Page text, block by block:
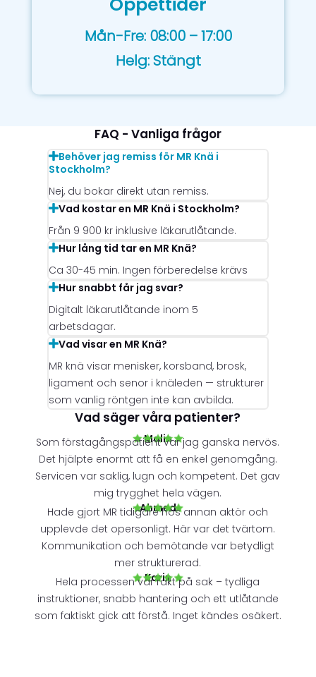
Mån-Fre: 08:00 – 17:00
Helg: Stängt
FAQ - Vanliga frågor
Behöver jag remiss för MR Knä i
Stockholm?
Nej, du bokar direkt utan remiss.
Vad kostar en MR Knä i Stockholm?
Från 9 900 kr inklusive läkarutlåtande.
Hur lång tid tar en MR Knä?
Ca 30-45 min. Ingen förberedelse krävs
Hur snabbt får jag svar?
Digitalt läkarutlåtande inom 5
arbetsdagar.
Vad visar en MR Knä?
MR knä visar menisker, korsband, brosk,
ligament och senor i knäleden — strukturer
som vanlig röntgen inte kan avbilda.
Vad säger våra patienter?
Malin
Som förstagångspatient var jag ganska nervös.
Det hjälpte enormt att få en enkel genomgång.
Servicen var saklig, lugn och kompetent. Det gav
mig trygghet hela vägen.
Ahmed
Hade gjort MR tidigare hos annan aktör och
upplevde det opersonligt. Här var det tvärtom.
Kommunikation och bemötande var betydligt
mer strukturerad.
Karin
Hela processen var rakt på sak – tydliga
instruktioner, snabb hantering och ett utlåtande
som faktiskt gick att förstå. Inget kändes osäkert.